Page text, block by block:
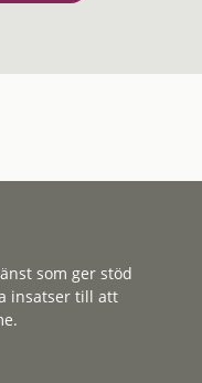
som ger stöd
insatser till att